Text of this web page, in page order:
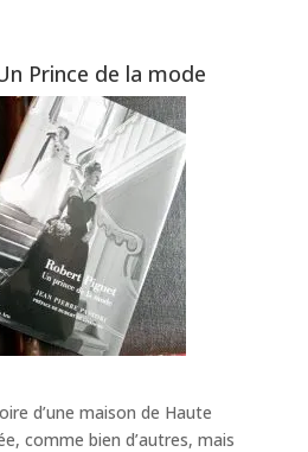
Prince de la mode
d’une maison de Haute
comme bien d’autres, mais